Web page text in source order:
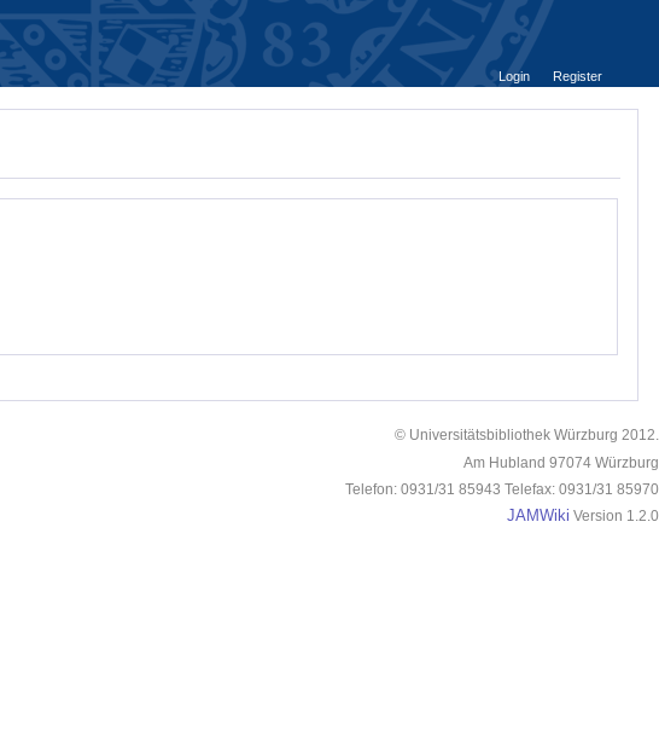
Login
Register
© Universitätsbibliothek Würzburg 2012.
Am Hubland 97074 Würzburg
Telefon: 0931/31 85943 Telefax: 0931/31 85970
JAMWiki Version 1.2.0